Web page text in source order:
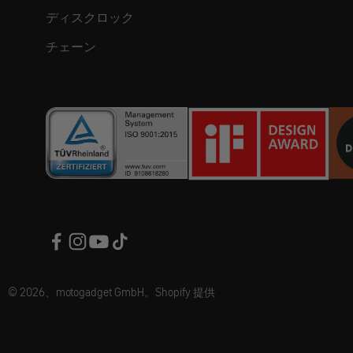
ディスクロック
チェーン
© 2026、motogadget GmbH。Shopify 提供